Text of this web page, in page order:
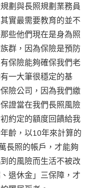
劃與長照規劃業務員
實最需要教育的並不
些他們現在是身為照
群，因為保險是預防
保險能夠確保我們老
一大筆很穩定的基
險公司，因為我們繳
證當在我們長照風險
約定的額度回饋給我
齡，以10年來計算的
長照的帳戶，才能夠
的風險而生活不被改
退休金」三保障，才